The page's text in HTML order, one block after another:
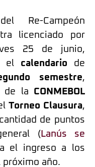
Re-Campeón
licenciado por
25 de junio,
el calendario de
semestre,
de la CONMEBOL
Torneo Clausura,
de puntos
( Lanús se
el ingreso a los
año.